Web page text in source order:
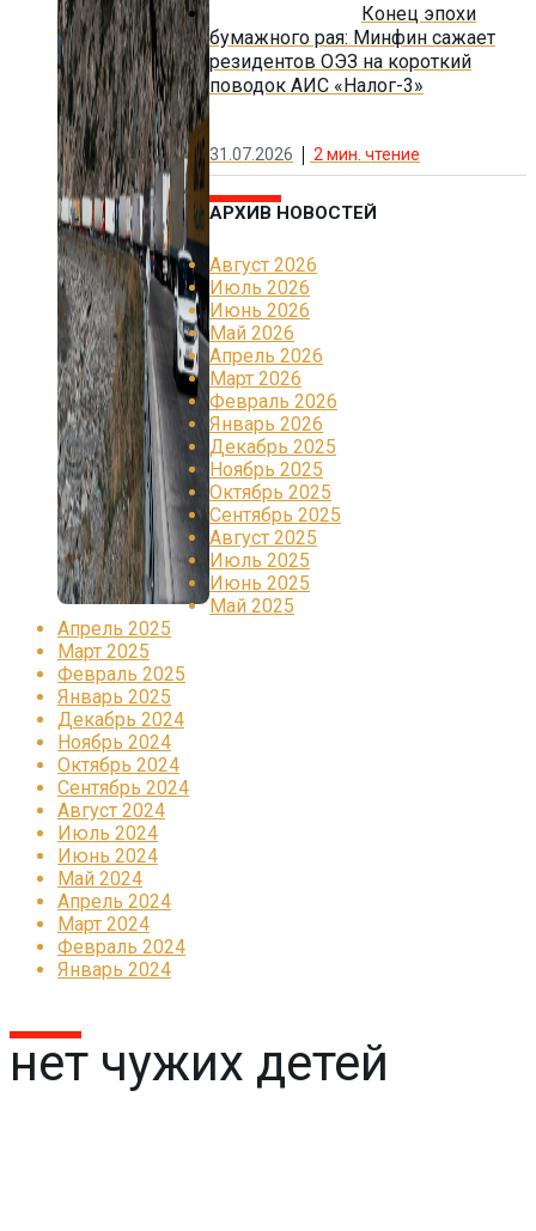
Конец эпохи
бумажного рая: Минфин сажает
резидентов ОЭЗ на короткий
поводок АИС «Налог-3»
31.07.2026 2 мин. чтение
АРХИВ НОВОСТЕЙ
Август 2026
Июль 2026
Июнь 2026
Май 2026
Апрель 2026
Март 2026
Февраль 2026
Январь 2026
Декабрь 2025
Ноябрь 2025
Октябрь 2025
Сентябрь 2025
Август 2025
Июль 2025
Июнь 2025
Май 2025
Апрель 2025
Март 2025
Февраль 2025
Январь 2025
Декабрь 2024
Ноябрь 2024
Октябрь 2024
Сентябрь 2024
Август 2024
Июль 2024
Июнь 2024
Май 2024
Апрель 2024
Март 2024
Февраль 2024
Январь 2024
нет чужих детей